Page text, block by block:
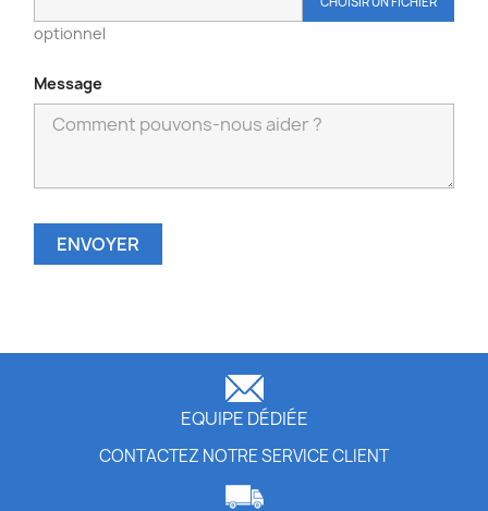
optionnel
Message
EQUIPE DÉDIÉE
CONTACTEZ NOTRE SERVICE CLIENT